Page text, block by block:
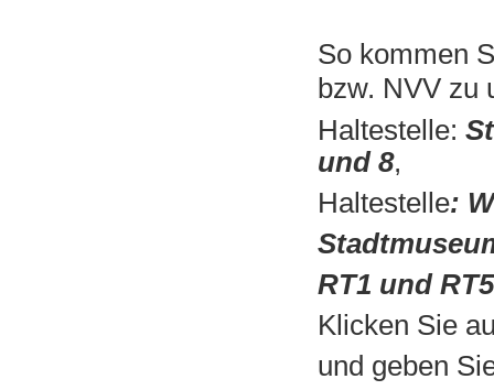
So kommen
bzw. NVV zu
Haltestelle:
und 8,
Haltestelle:
RT1 und RT5
Klicken Sie
und geben